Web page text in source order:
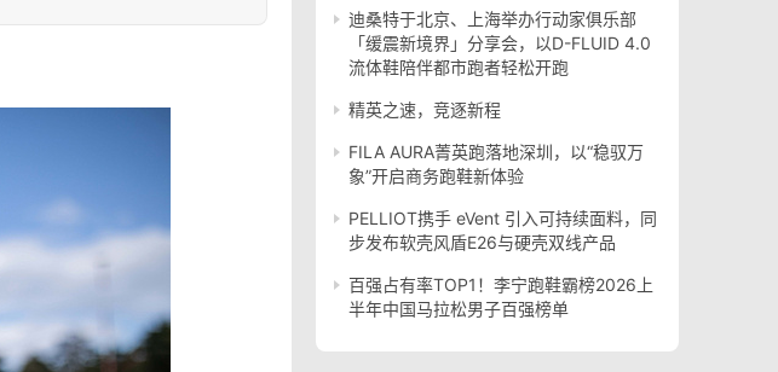
迪桑特于北京、上海举办行动家俱乐部
「缓震新境界」分享会，以D-FLUID 4.0
流体鞋陪伴都市跑者轻松开跑
精英之速，竞逐新程
FILA AURA菁英跑落地深圳，以“稳驭万
象”开启商务跑鞋新体验
PELLIOT携手 eVent 引入可持续面料，同
步发布软壳风盾E26与硬壳双线产品
百强占有率TOP1！李宁跑鞋霸榜2026上
半年中国马拉松男子百强榜单